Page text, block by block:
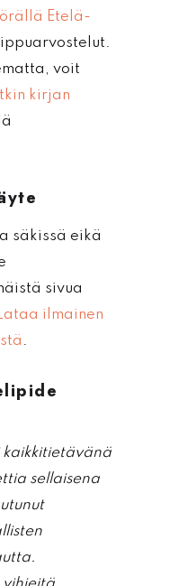
Etelä-
voit
kirjan
säkissä eikä
sivua
ilmainen
.
kaikkitietävänä
sellaisena